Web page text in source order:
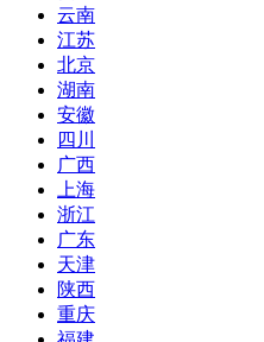
云南
江苏
北京
湖南
安徽
四川
广西
上海
浙江
广东
天津
陕西
重庆